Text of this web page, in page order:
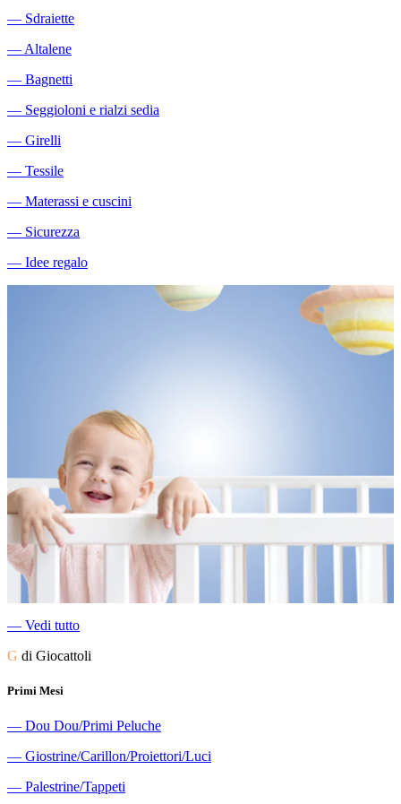
― Sdraiette
―Altalene
― Bagnetti
― Seggioloni e rialzi sedia
― Girelli
― Tessile
― Materassi e cuscini
― Sicurezza
― Idee regalo
― Vedi tutto
G di Giocattoli
Primi Mesi
― Dou Dou/Primi Peluche
― Giostrine/Carillon/Proiettori/Luci
― Palestrine/Tappeti